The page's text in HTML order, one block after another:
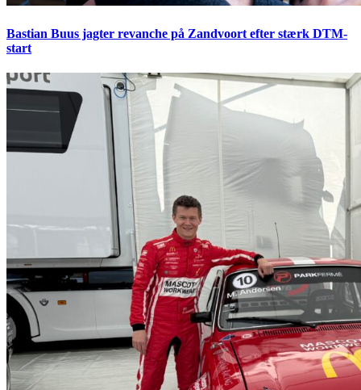
Bastian Buus jagter revanche på Zandvoort efter stærk DTM-
start